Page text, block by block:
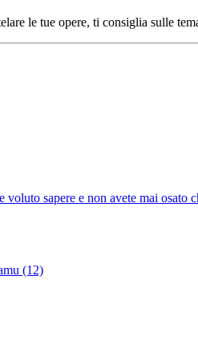
le tue opere, ti consiglia sulle
sapere e non avete mai osato
(12)